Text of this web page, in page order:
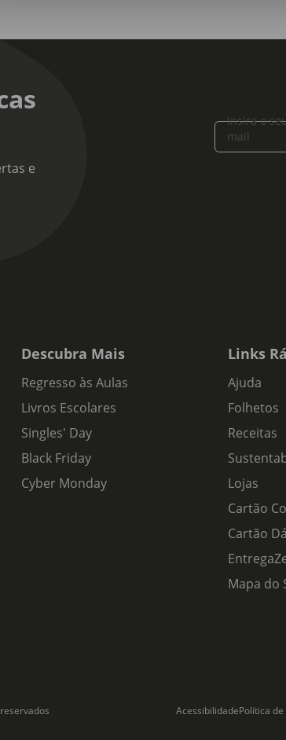
e
Insira o
mail
Descubra Mais
Regresso às Aulas
Livros Escolares
Singles' Day
Black Friday
Cyber Monday
Links
Ajuda
Folhetos
Receitas
Lojas
Cartão
Cartão Dá
Mapa do
AcessibilidadePolítica